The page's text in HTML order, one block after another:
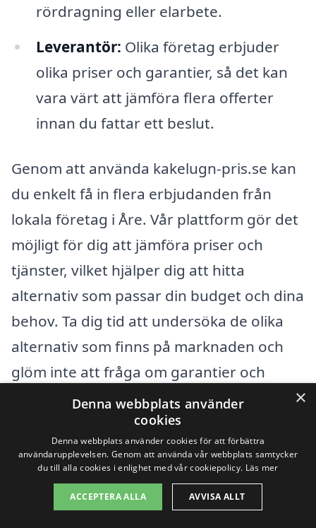
rördragning eller elarbete.
Leverantör: Olika företag erbjuder
olika priser och garantier, så det kan
vara värt att jämföra flera offerter
innan du fattar ett beslut.
Genom att använda kakelugn-pris.se kan
du enkelt få in flera erbjudanden från
lokala företag i Åre. Vår plattform gör det
möjligt för dig att jämföra priser och
tjänster, vilket hjälper dig att hitta
alternativ som passar din budget och dina
behov. Ta dig tid att undersöka de olika
alternativ som finns på marknaden och
glöm inte att fråga om garantier och
service efter installationen. En välgjord
kakelugn inte bara ger värme och
komfort, utan kan också vara ett vackert
inslag i ditt hem.
×
Denna webbplats använder
cookies
Denna webbplats använder cookies för att förbättra
användarupplevelsen. Genom att använda vår webbplats samtycker
du till alla cookies i enlighet med vår cookiepolicy. Läs mer
ACCEPTERA ALLA AVVISA ALLT